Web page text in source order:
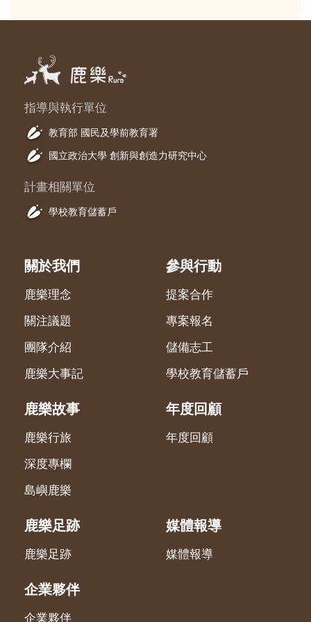
指導與執行單位
教育部 國民及學前教育署
國立政治大學 創新與創造力研究中心
計畫相關單位
學校教育儲蓄戶
關於我們
鹿樂理念
關注議題
團隊介紹
鹿樂大事記
參與行動
提案合作
專案報名
儲備志工
學校教育儲蓄戶
鹿樂故事
鹿樂行旅
深度專欄
島嶼鹿樂
年度回顧
年度回顧
鹿樂足跡
鹿樂足跡
媒體報導
媒體報導
企業夥伴
企業夥伴